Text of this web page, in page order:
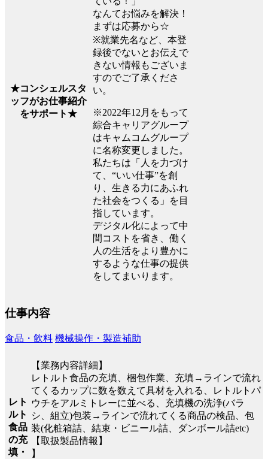
★コンシェルスタ
ッフがお仕事紹介
をサポート★
なんてお悩みを解決！
まずは応募から☆
※就業先名など、本登
録後でないとお伝えで
きない情報もございま
すのでご了承くださ
い。
※2022年12月をもって
綜合キャリアグループ
はキャムコムグループ
に名称変更しました。
私たちは「人を力づけ
て、“いい仕事”を創
り、生きる力にあふれ
た社会をつくる」を目
指しています。
デジタル化によって中
間コストを省き、働く
人の生活をより豊かに
するような仕事の提供
をしてまいります。
仕事内容
食品・飲料 機械操作・製造補助
レト
ルト
食品
の充
填・
【業務内容詳細】
レトルト食品の充填、梱包作業、充填→ラインで流れ
てくるカップに数を数えて具材を入れる、レトルトパ
ウチをアルミトレーに並べる、充填機の洗浄(バラ
シ、組立)包装→ラインで流れてくる商品の検品、包
装(化粧箱詰、結束・ビニール詰、ダンボール詰etc)
【取扱製品情報】
】